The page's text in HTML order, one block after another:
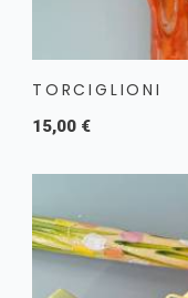
TORCIGLIONI
15,00 €